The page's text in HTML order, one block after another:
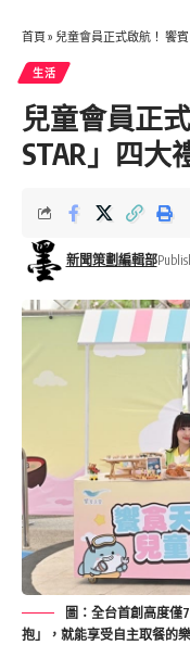
首頁 » 兒童會員正式啟航！ 饗賓
生活
兒童會員正
STAR」四大
新聞策劃編輯部
圖：全台首創高度僅
抱」，就能享受自主取餐的